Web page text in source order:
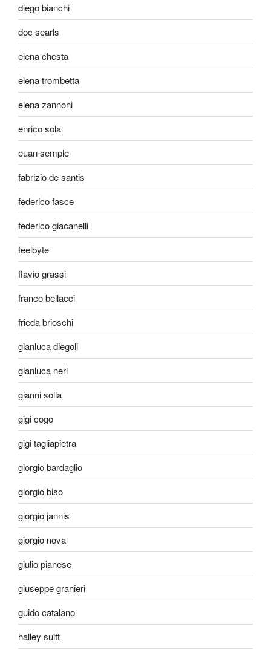
diego bianchi
doc searls
elena chesta
elena trombetta
elena zannoni
enrico sola
euan semple
fabrizio de santis
federico fasce
federico giacanelli
feelbyte
flavio grassi
franco bellacci
frieda brioschi
gianluca diegoli
gianluca neri
gianni solla
gigi cogo
gigi tagliapietra
giorgio bardaglio
giorgio biso
giorgio jannis
giorgio nova
giulio pianese
giuseppe granieri
guido catalano
halley suitt